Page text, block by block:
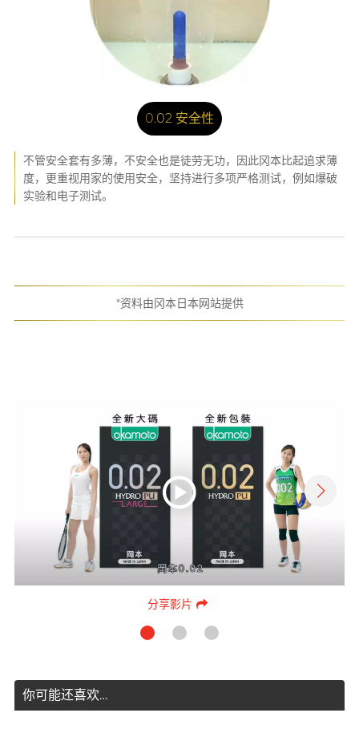
0.02 安全性
不管安全套有多薄，不安全也是徒劳无功，因此冈本比起追求薄
度，更重视用家的使用安全，坚持进行多项严格测试，例如爆破
实验和电子测试。
*资料由冈本日本网站提供
分享影片
你可能还喜欢…